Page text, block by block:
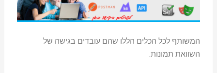
המשותף לכל הכלים הללו שהם עובדים בגישה של
השוואת תמונות.